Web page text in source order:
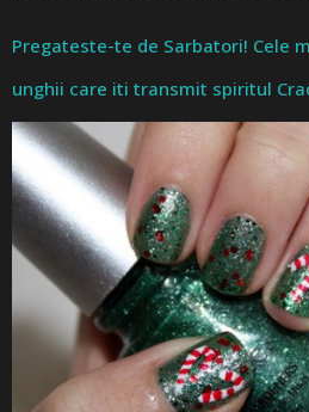
Pregateste-te de Sarbatori! Cele
unghii care iti transmit spiritul